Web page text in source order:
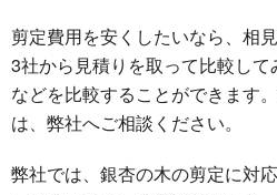
剪定費用を安くしたいなら、相
3社から見積りを取って比較し
などを比較することができます
は、弊社へご相談ください。
弊社では、銀杏の木の剪定に対